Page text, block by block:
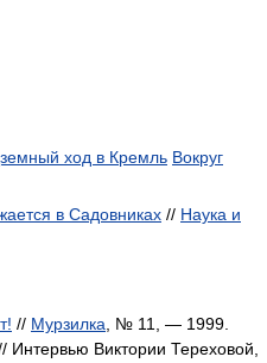
ход в Кремль Вокруг
в Садовниках // Наука и
// Мурзилка, № 11, — 1999.
Интервью Виктории Тереховой,